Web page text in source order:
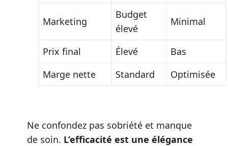
Marketing
Budget
élevé
Minimal
Prix final Élevé
Bas
Marge nette
Standard Optimisée
Ne confondez pas sobriété et manque
de soin. L’efficacité est une élégance